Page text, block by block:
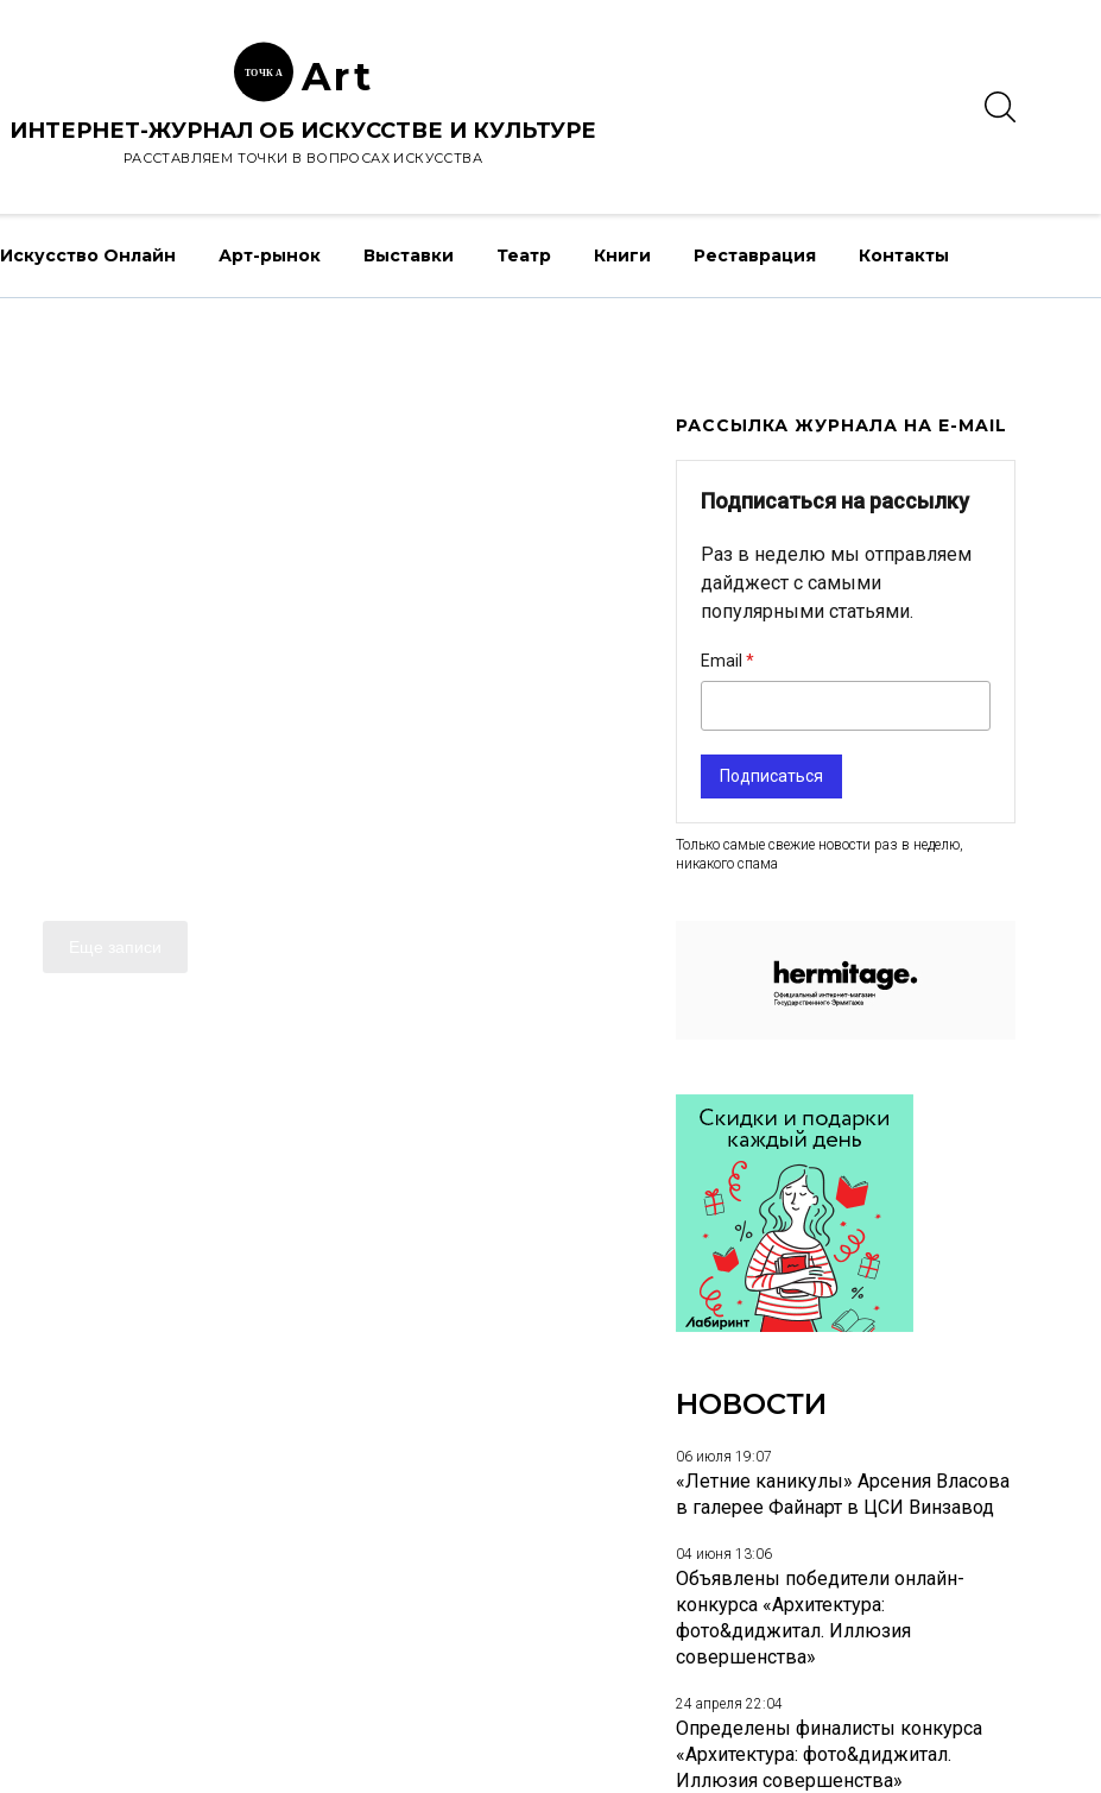
ТОЧК А Art
ИНТЕРНЕТ-ЖУРНАЛ ОБ ИСКУССТВЕ И КУЛЬТУРЕ
РАССТАВЛЯЕМ ТОЧКИ В ВОПРОСАХ ИСКУССТВА
Искусство Онлайн Арт-рынок Выставки Театр Книги Реставрация Контакты
РАССЫЛКА ЖУРНАЛА НА E-MAIL
Подписаться на рассылку
Раз в неделю мы отправляем
дайджест с самыми
популярными статьями.
Email
Подписаться
Только самые свежие новости раз в неделю,
никакого спама
НОВОСТИ
06 июля 19:07
«Летние каникулы» Арсения Власова
в галерее Файнарт в ЦСИ Винзавод
04 июня 13:06
Объявлены победители онлайн-
конкурса «Архитектура:
фото&диджитал. Иллюзия
совершенства»
24 апреля 22:04
Определены финалисты конкурса
«Архитектура: фото&диджитал.
Иллюзия совершенства»